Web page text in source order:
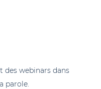
des webinars dans
parole.